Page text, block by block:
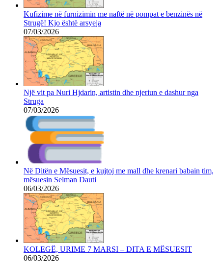
Kufizime në furnizimin me naftë në pompat e benzinës në
Strugë! Kjo është arsyeja
07/03/2026
Një vit pa Nuri Hjdarin, artistin dhe njeriun e dashur nga
Struga
07/03/2026
Në Ditën e Mësuesit, e kujtoj me mall dhe krenari babain tim,
mësuesin Selman Dauti
06/03/2026
KOLEGË, URIME 7 MARSI – DITA E MËSUESIT
06/03/2026